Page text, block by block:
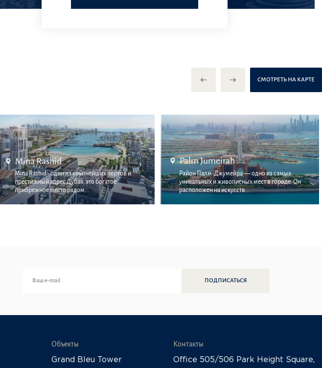
СМОТРЕТЬ НА КАРТЕ
Mina Rashid
Mina Rashid - один из крупнейших портов и
престижный адрес Дубая, это богатое
прибрежное место рядом...
Palm Jumeirah
Район Палм-Джумейра — одно из самых
уникальных и живописных мест в городе. Он
расположен на искусств...
ПОДПИСАТЬСЯ
Объекты
Grand Bleu Tower
Контакты
Office 505/506 Park Height Square,